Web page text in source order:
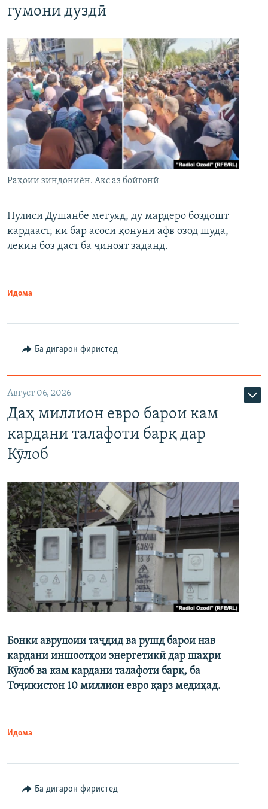
гумони дуздӣ
Раҳоии зиндониён. Акс аз бойгонӣ
Пулиси Душанбе мегӯяд, ду мардеро боздошт
кардааст, ки бар асоси қонуни афв озод шуда,
лекин боз даст ба ҷиноят заданд.
Идома
Ба дигарон фиристед
Август 06, 2026
Даҳ миллион евро барои кам
кардани талафоти барқ дар
Кӯлоб
Бонки аврупоии таҷдид ва рушд барои нав
кардани иншоотҳои энергетикӣ дар шаҳри
Кӯлоб ва кам кардани талафоти барқ, ба
Тоҷикистон 10 миллион евро қарз медиҳад.
Идома
Ба дигарон фиристед